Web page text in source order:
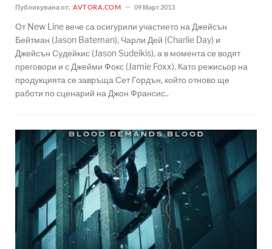
Публикувана от: AVTORA.COM 09 Март 2013
От New Line вече са осигурили участието на Джейсън
Бейтман (Jason Bateman), Чарли Дей (Charlie Day) и
Джейсън Судейкис (Jason Sudeikis), а в момента се водят
преговори и с Джейми Фокс (Jamie Foxx). Като режисьор на
продукцията се завръща Сет Гордън, който отново ще
работи по сценарий на Джон Франсис..